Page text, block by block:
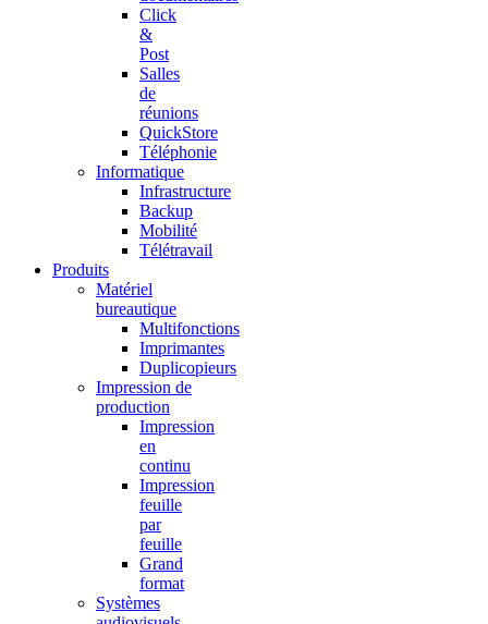
Click
&
Post
Salles
de
réunions
QuickStore
Téléphonie
Informatique
Infrastructure
Backup
Mobilité
Télétravail
Produits
Matériel
bureautique
Multifonctions
Imprimantes
Duplicopieurs
Impression de
production
Impression
en
continu
Impression
feuille
par
feuille
Grand
format
Systèmes